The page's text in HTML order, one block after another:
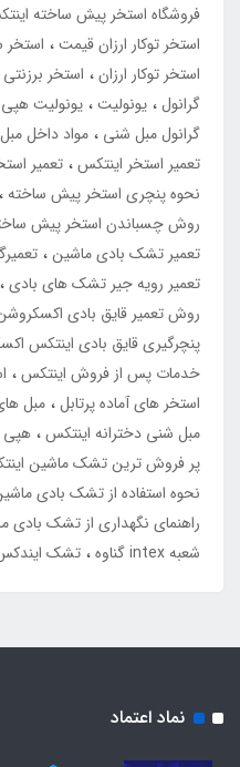
فروشگاه استخر پیش ساخته
استخر توکار ارزان قیمت
استخر
استخر توکار ارزان
استخر برزنتی
گرانول یونولیت یونولیت
گرانول مبل شنی
مواد داخل
تعمیر استخر اینتکس تعمیر
نحوه پنچری استخر پیش ساخته
روش چسباندن استخر پیش
تعمیر تشک بادی ماشین
تعمیر رویه جیر تشک های بادی
روش تعمیر قایق بادی
پنچرگیری قایق بادی اینتکس
خدمات پس از فروش اینتکس
استخر های آماده پرتابل مبل
مبل شنی دخترانه اینتکس هپی
پر فروش ترین تشک ماشین
نحوه استفاده از تشک بادی
راهنمای نگهداری از تشک بادی
شعبه intex گناوه
تشک
نماد اعتماد